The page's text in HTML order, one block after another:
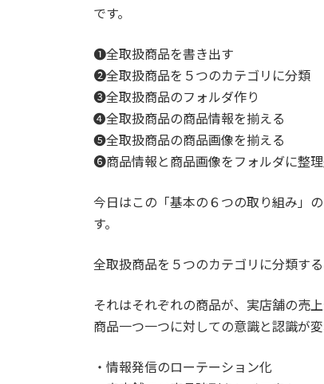
です。
❶全取扱商品を書き出す
❷全取扱商品を５つのカテゴリに分類
❸全取扱商品のフォルダ作り
❹全取扱商品の商品情報を揃える
❺全取扱商品の商品画像を揃える
❻商品情報と商品画像をフォルダに整
今日はこの「基本の６つの取り組み」
す。
全取扱商品を５つのカテゴリに分類す
それはそれぞれの商品が、実店舗の売
商品一つ一つに対しての意識と認識が変
・情報発信のローテーション化